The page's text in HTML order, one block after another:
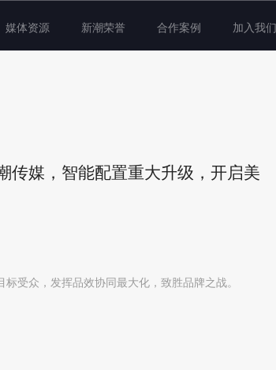
媒体资源 新潮荣誉 合作案例 加入我们
传媒，智能配置重大升级，开启美
受众，发挥品效协同最大化，致胜品牌之战。